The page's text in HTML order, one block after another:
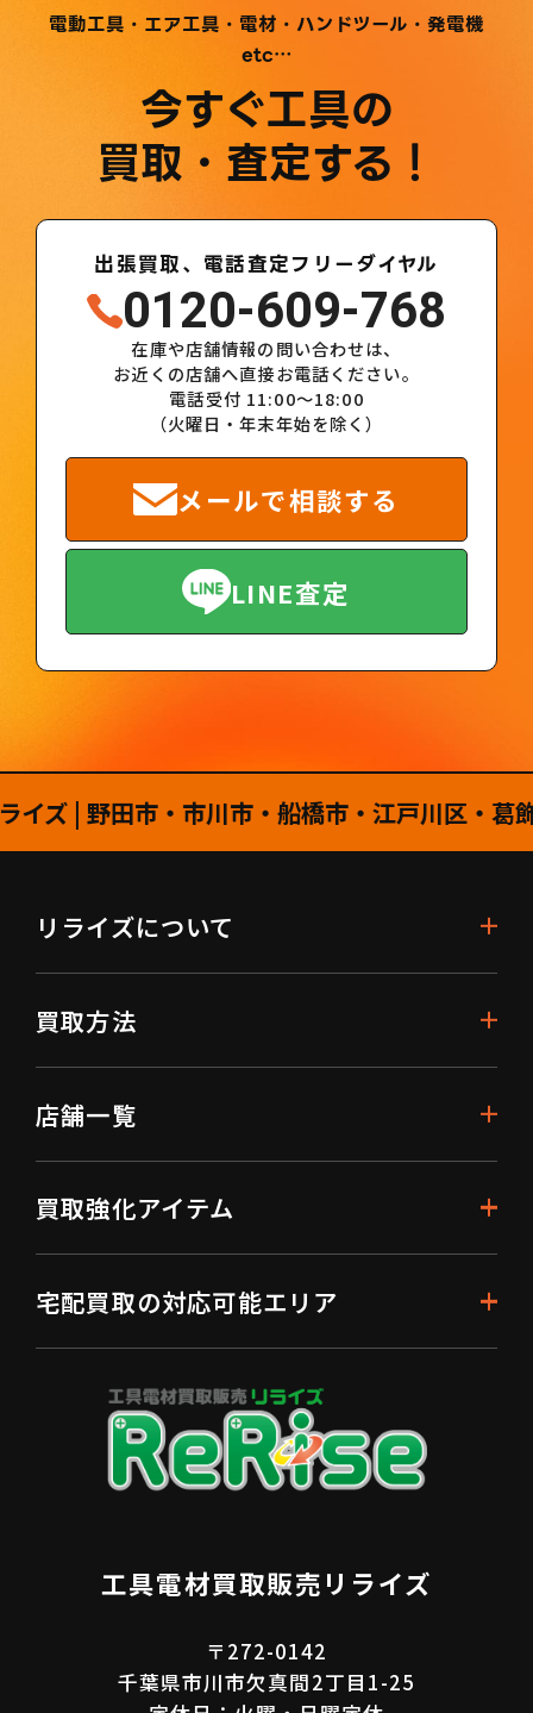
電動工具・エア工具・電材・ハンドツール・発電機
etc…
今すぐ工具の
買取・査定する！
出張買取、電話査定フリーダイヤル
0120-609-768
在庫や店舗情報の問い合わせは、
お近くの店舗へ直接お電話ください。
電話受付 11:00～18:00
（火曜日・年末年始を除く）
メールで相談する
LINE査定
田市・市川市・船橋市・江戸川区・葛飾区
工具電材買取販売リライズ
〒272-0142
千葉県市川市欠真間2丁目1-25
リライズについて
買取方法
店舗一覧
買取強化アイテム
宅配買取の対応可能エリア